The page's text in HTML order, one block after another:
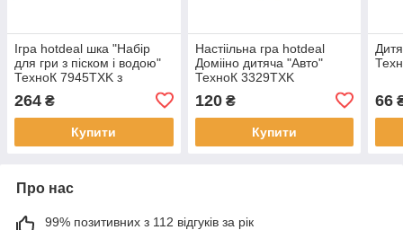
Ігра hotdeal шка "Набір
для гри з піском і водою"
ТехноК 7945TXK з
264 ₴
Купити
Настіільна гра hotdeal
Домііно дитяча "Авто"
ТехноК 3329TXK
120₴
Купити
66
Про нас
99% позитивних з 112 відгуків за рік